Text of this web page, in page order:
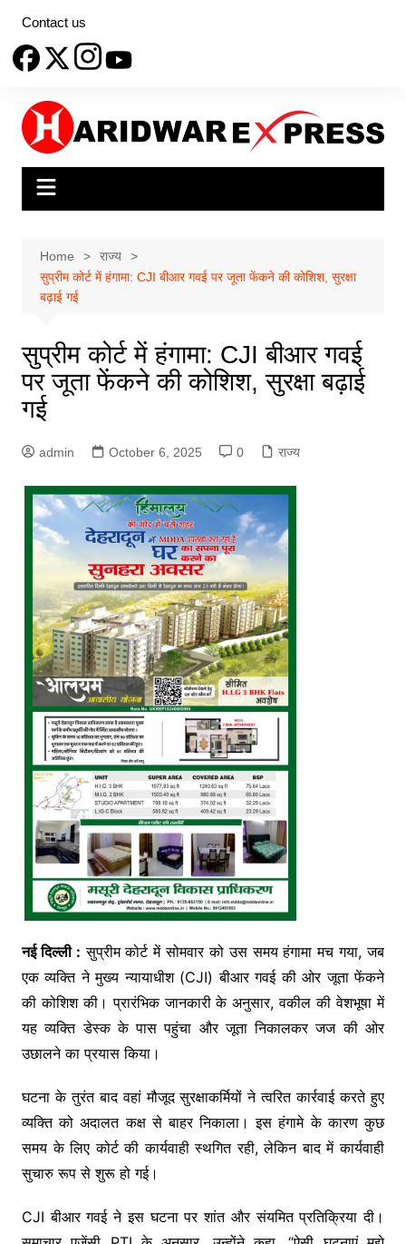
content
Contact us
Home
राज्य
सुप्रीम कोर्ट में हंगामा: CJI बीआर गवई पर जूता फेंकने की कोशिश, सुरक्षा
बढ़ाई गई
सुप्रीम कोर्ट में हंगामा: CJI बीआर गवई
पर जूता फेंकने की कोशिश, सुरक्षा बढ़ाई
गई
admin October 6, 2025 0 राज्य
नई दिल्ली : सुप्रीम कोर्ट में सोमवार को उस समय हंगामा मच गया, जब
एक व्यक्ति ने मुख्य न्यायाधीश (CJI) बीआर गवई की ओर जूता फेंकने
की कोशिश की। प्रारंभिक जानकारी के अनुसार, वकील की वेशभूषा में
यह व्यक्ति डेस्क के पास पहुंचा और जूता निकालकर जज की ओर
उछालने का प्रयास किया।
घटना के तुरंत बाद वहां मौजूद सुरक्षाकर्मियों ने त्वरित कार्रवाई करते हुए
व्यक्ति को अदालत कक्ष से बाहर निकाला। इस हंगामे के कारण कुछ
समय के लिए कोर्ट की कार्यवाही स्थगित रही, लेकिन बाद में कार्यवाही
सुचारु रूप से शुरू हो गई।
CJI बीआर गवई ने इस घटना पर शांत और संयमित प्रतिक्रिया दी।